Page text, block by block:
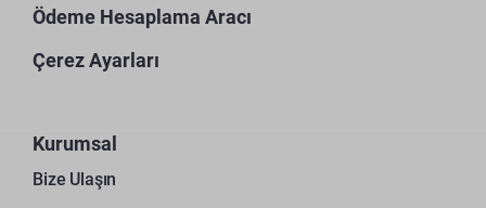
Ödeme Hesaplama Aracı
Çerez Ayarları
Kurumsal
Bize Ulaşın